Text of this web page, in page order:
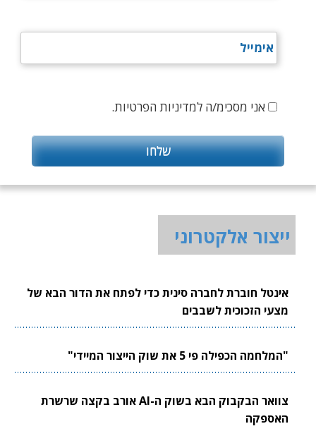
אני מסכימ/ה למדיניות הפרטיות.
ייצור אלקטרוני
אינטל חוברת לחברה סינית כדי לפתח את הדור הבא של
מצעי הזכוכית לשבבים
"המלחמה הכפילה פי 5 את שוק הייצור המיידי"
צוואר הבקבוק הבא בשוק ה-AI אורב בקצה שרשרת
האספקה